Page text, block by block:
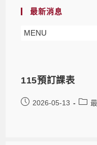
最新消息
MENU
115預訂課表
2026-05-13